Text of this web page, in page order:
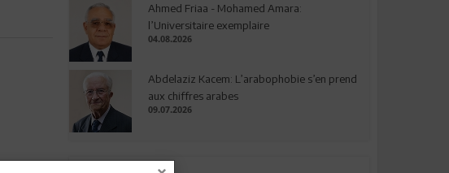
Ahmed Friaa - Mohamed Amara:
l’Universitaire exemplaire
04.08.2026
Abdelaziz Kacem: L’arabophobie s’en prend
aux chiffres arabes
09.07.2026